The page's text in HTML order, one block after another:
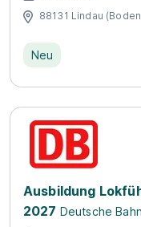
88131 Lindau
Neu
Ausbildung
2027 Deutsche